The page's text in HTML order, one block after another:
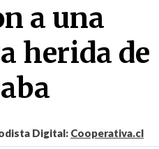
a una
herida de
Digital: Cooperativa.cl